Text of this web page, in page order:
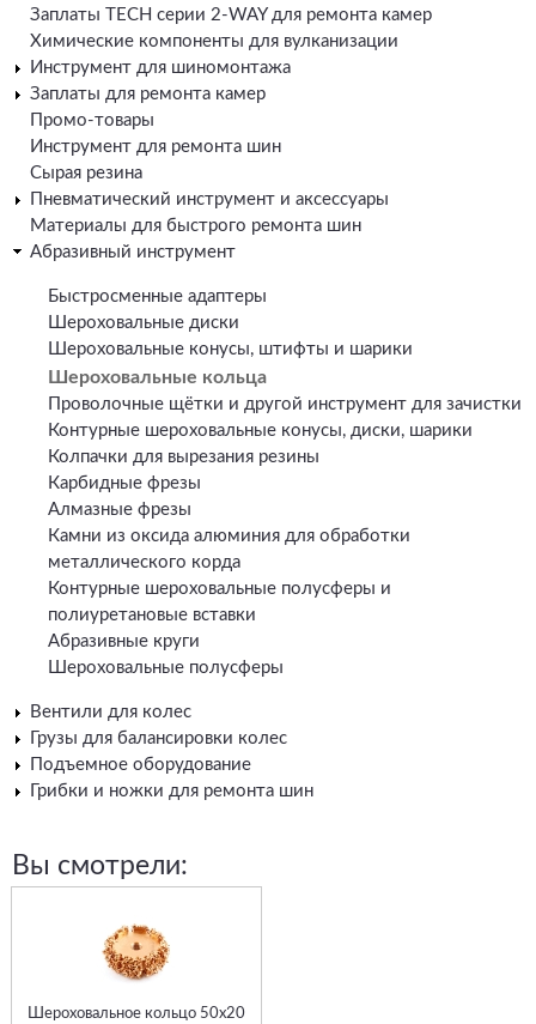
Заплаты TECH серии 2-WAY для ремонта камер
Химические компоненты для вулканизации
Инструмент для шиномонтажа
Заплаты для ремонта камер
Промо-товары
Инструмент для ремонта шин
Сырая резина
Пневматический инструмент и аксессуары
Материалы для быстрого ремонта шин
Абразивный инструмент
Быстросменные адаптеры
Шероховальные диски
Шероховальные конусы, штифты и шарики
Шероховальные кольца
Проволочные щётки и другой инструмент для зачистки
Контурные шероховальные конусы, диски, шарики
Колпачки для вырезания резины
Карбидные фрезы
Алмазные фрезы
Камни из оксида алюминия для обработки
металлического корда
Контурные шероховальные полусферы и
полиуретановые вставки
Абразивные круги
Шероховальные полусферы
Вентили для колес
Грузы для балансировки колес
Подъемное оборудование
Грибки и ножки для ремонта шин
Вы смотрели:
Шероховальное кольцо 50x20